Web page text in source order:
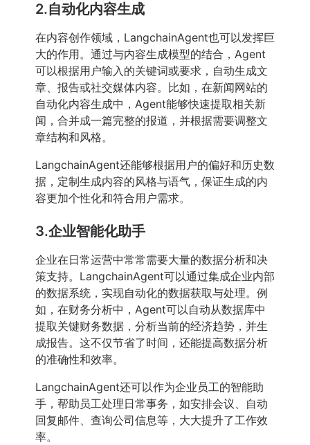
2.自动化内容生成
在内容创作领域，LangchainAgent也可以发挥巨
大的作用。通过与内容生成模型的结合，Agent
可以根据用户输入的关键词或要求，自动生成文
章、报告或社交媒体内容。比如，在新闻网站的
自动化内容生成中，Agent能够快速提取相关新
闻，合并成一篇完整的报道，并根据需要调整文
章结构和风格。
LangchainAgent还能够根据用户的偏好和历史数
据，定制生成内容的风格与语气，保证生成的内
容更加个性化和符合用户需求。
3.企业智能化助手
企业在日常运营中常常需要大量的数据分析和决
策支持。LangchainAgent可以通过集成企业内部
的数据系统，实现自动化的数据获取与处理。例
如，在财务分析中，Agent可以自动从数据库中
提取关键财务数据，分析当前的经济趋势，并生
成报告。这不仅节省了时间，还能提高数据分析
的准确性和效率。
LangchainAgent还可以作为企业员工的智能助
手，帮助员工处理日常事务，如安排会议、自动
回复邮件、查询公司信息等，大大提升了工作效
率。